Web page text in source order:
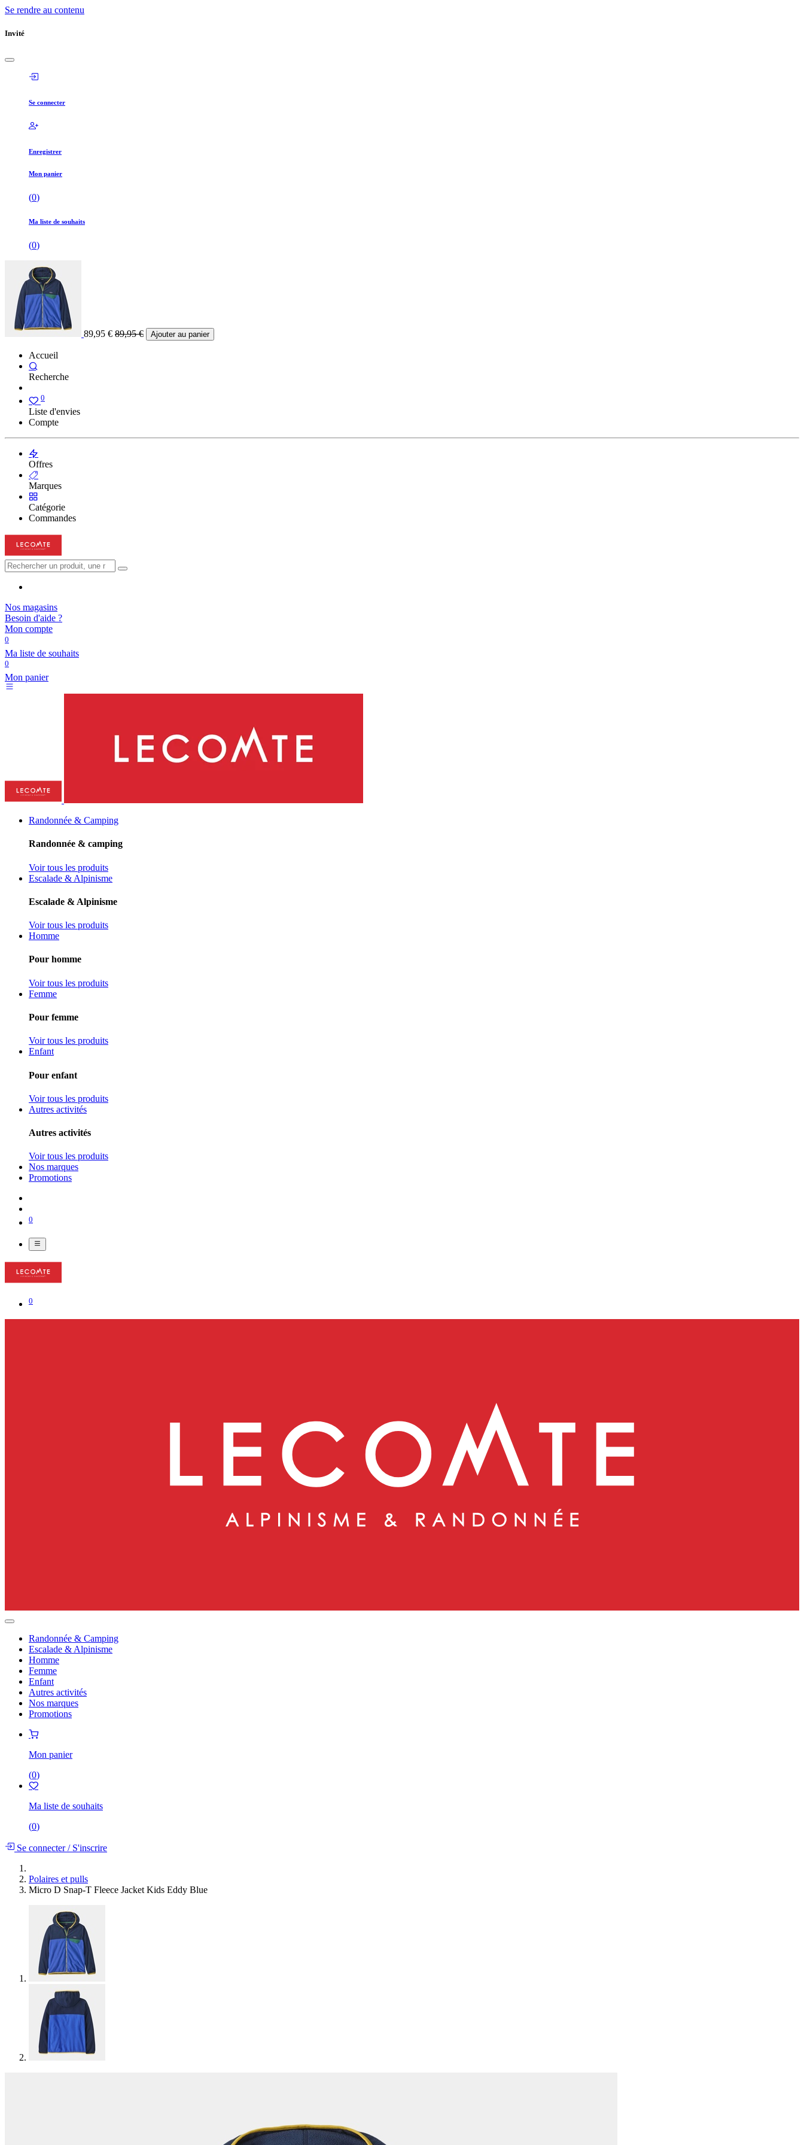
Se rendre au contenu
Invité
Se connecter
Enregistrer
Mon panier
(0)
Ma liste de souhaits
(0)
89,95 € 89,95€ Ajouter au panier
Accueil
Recherche
0
Liste d'envies
Compte
Offres
Marques
Catégorie
Commandes
Nos magasins
Besoin d'aide ?
Mon compte
0
Ma liste de souhaits
0
Mon panier
Randonnée & Camping
Randonnée & camping
Voir tous les produits
Escalade & Alpinisme
Escalade & Alpinisme
Voir tous les produits
Homme
Pour homme
Voir tous les produits
Femme
Pour femme
Voir tous les produits
Enfant
Pour enfant
Voir tous les produits
Autres activités
Autres activités
Voir tous les produits
Nos marques
Promotions
0
0
Randonnée & Camping
Escalade & Alpinisme
Homme
Femme
Enfant
Autres activités
Nos marques
Promotions
Mon panier
(0)
Ma liste de souhaits
(0)
Se connecter/S'inscrire
Polaires et pulls
Micro D Snap-T Fleece Jacket Kids Eddy Blue